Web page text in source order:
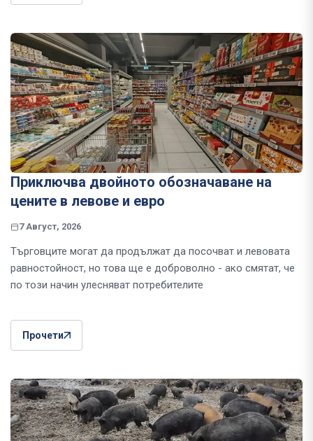
Приключва двойното обозначаване на
цените в левове и евро
7 Август, 2026
Търговците могат да продължат да посочват и левовата
равностойност, но това ще е доброволно - ако смятат, че
по този начин улесняват потребителите
Прочети